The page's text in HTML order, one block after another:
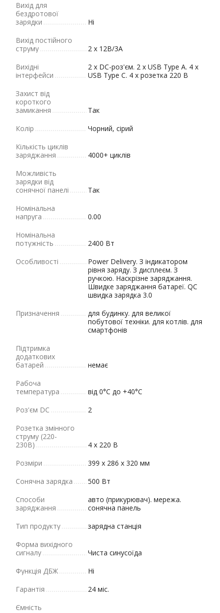
Вихід для
бездротової
зарядки
Ні
Вихід постійного
струму
2 х 12В/3А
Вихідні
інтерфейси
2 x DC-роз'єм. 2 x USB Type A. 4 x
USB Type C. 4 х розетка 220 В
Захист від
короткого
замикання
Так
Колір
Чорний, сірий
Кількість циклів
заряджання
4000+ циклів
Можливість
зарядки від
сонячної панелі
Так
Номінальна
напруга
0.00
Номінальна
потужність
2400 Вт
Особливості
Power Delivery. З індикатором
рівня заряду. З дисплеєм. З
ручкою. Наскрізне заряджання.
Швидке заряджання батареї. QC
швидка зарядка 3.0
Призначення
для будинку. для великої
побутової техніки. для котлів. для
смартфонів
Підтримка
додаткових
батарей
немає
Рабоча
температура
від 0°С до +40°C
Роз'єм DC
2
Розетка змінного
струму (220-
230В)
4 х 220 В
Розміри
399 х 286 х 320 мм
Сонячна зарядка
500 Вт
Способи
заряджання
авто (прикурювач). мережа.
сонячна панель
Тип продукту
зарядна станція
Форма вихідного
сигналу
Чиста синусоїда
Функція ДБЖ
Ні
Гарантія
24 міс.
Ємність